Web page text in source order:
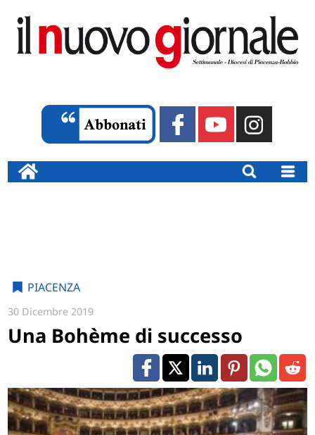
PIACENZA
30 Dicembre 2019
Una Bohème di successo